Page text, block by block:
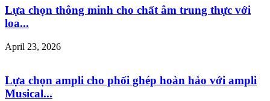
Lựa chọn thông minh cho chất âm trung thực với
loa...
April 23, 2026
Lựa chọn ampli cho phối ghép hoàn hảo với ampli
Musical...